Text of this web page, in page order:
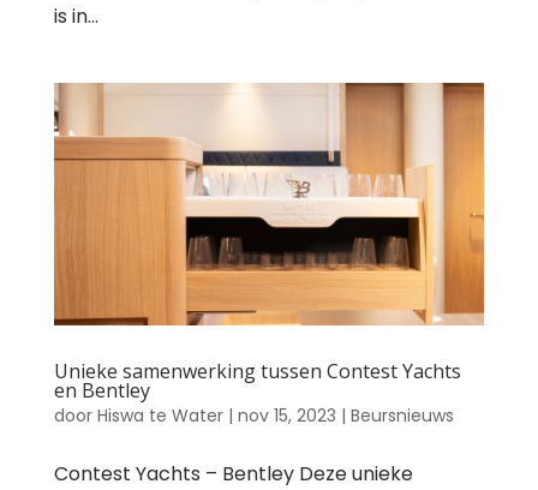
is in...
Unieke samenwerking tussen Contest Yachts
en Bentley
door Hiswa te Water| nov 15, 2023 | Beursnieuws
Contest Yachts – Bentley Deze unieke